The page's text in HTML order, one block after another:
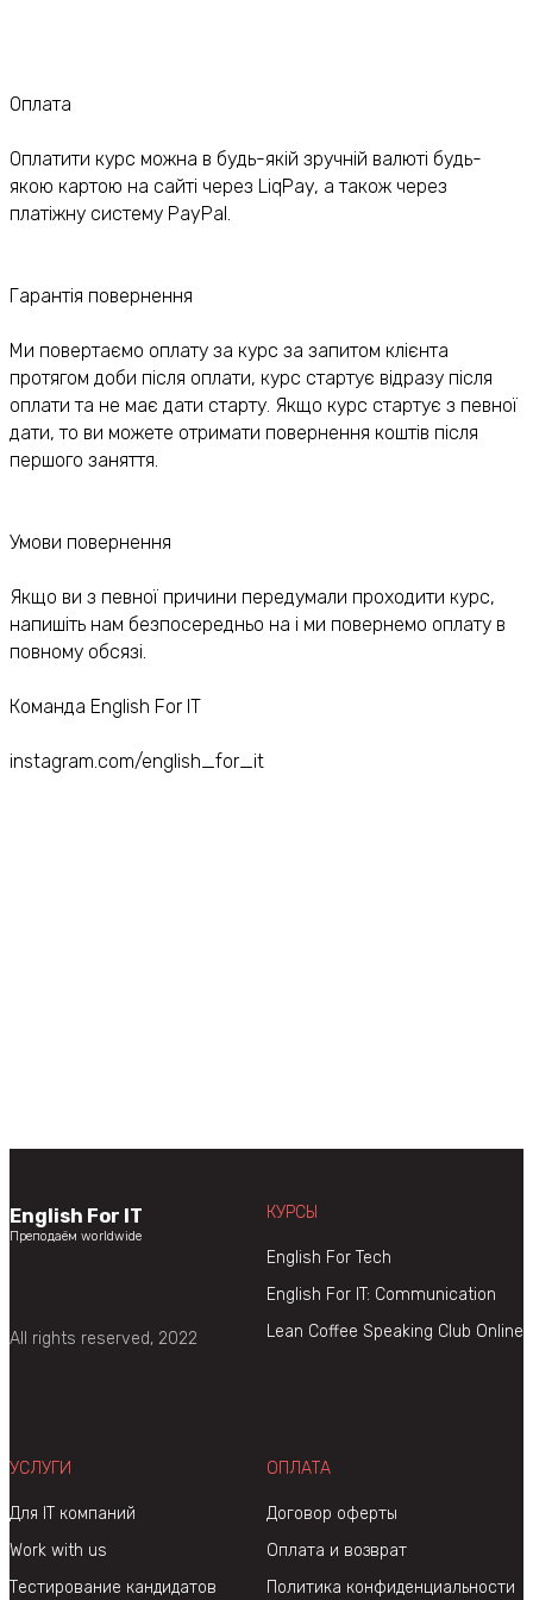
Оплата
Оплатити курс можна в будь-якій зручній валюті будь-
якою картою на сайті через LiqPay, а також через
платіжну систему PayPal.
Гарантія повернення
Ми повертаємо оплату за курс за запитом клієнта
протягом доби після оплати, курс стартує відразу після
оплати та не має дати старту. Якщо курс стартує з певної
дати, то ви можете отримати повернення коштів після
першого заняття.
Умови повернення
Якщо ви з певної причини передумали проходити курс,
напишіть нам безпосередньо на і ми повернемо оплату в
повному обсязі.
Команда English For IT
instagram.com/english_for_it
English For IT
Преподаём worldwide
All rights reserved, 2022
КУРСЫ
English For Tech
English For IT: Communication
Lean Coffee Speaking Club Online
УСЛУГИ
Для IT компаний
Work with us
Тестирование кандидатов
ОПЛАТА
Договор оферты
Оплата и возврат
Политика конфиденциальности